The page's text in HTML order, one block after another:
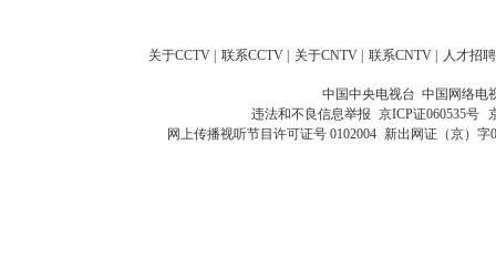
关于CCTV 联系CCTV 关于CNTV 联系CNTV 人才招聘
中国中央电视台 中国网络电
违法和不良信息举报 京ICP证060535号
网上传播视听节目许可证号 0102004 新出网证（京）